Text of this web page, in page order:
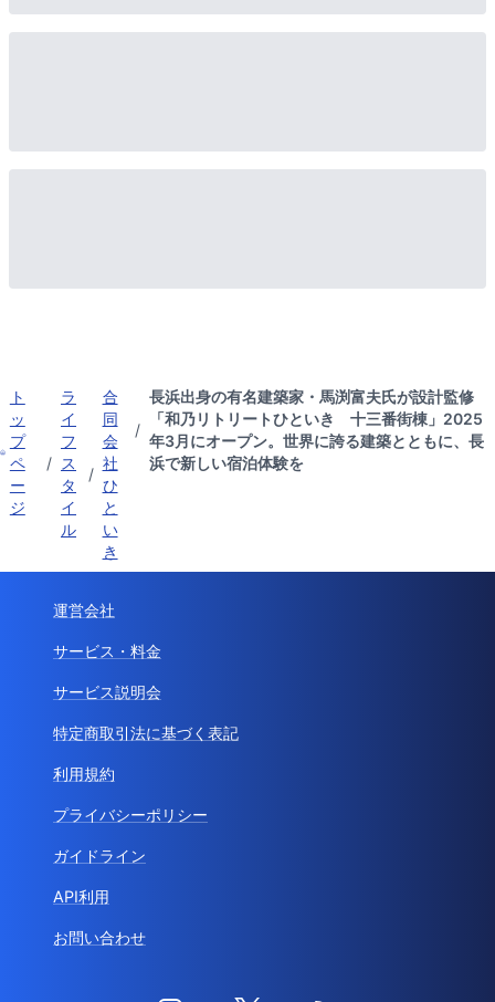
ト
ッ
プ
ペ
ー
ジ
/
ラ
イ
フ
ス
タ
イ
ル
/
合
同
会
社
ひ
と
い
き
/
長浜出身の有名建築家・馬渕富夫氏が設計監修
「和乃リトリートひといき 十三番街棟」2025
年3月にオープン。世界に誇る建築とともに、長
浜で新しい宿泊体験を
運営会社
サービス・料金
サービス説明会
特定商取引法に基づく表記
利用規約
プライバシーポリシー
ガイドライン
API利用
お問い合わせ